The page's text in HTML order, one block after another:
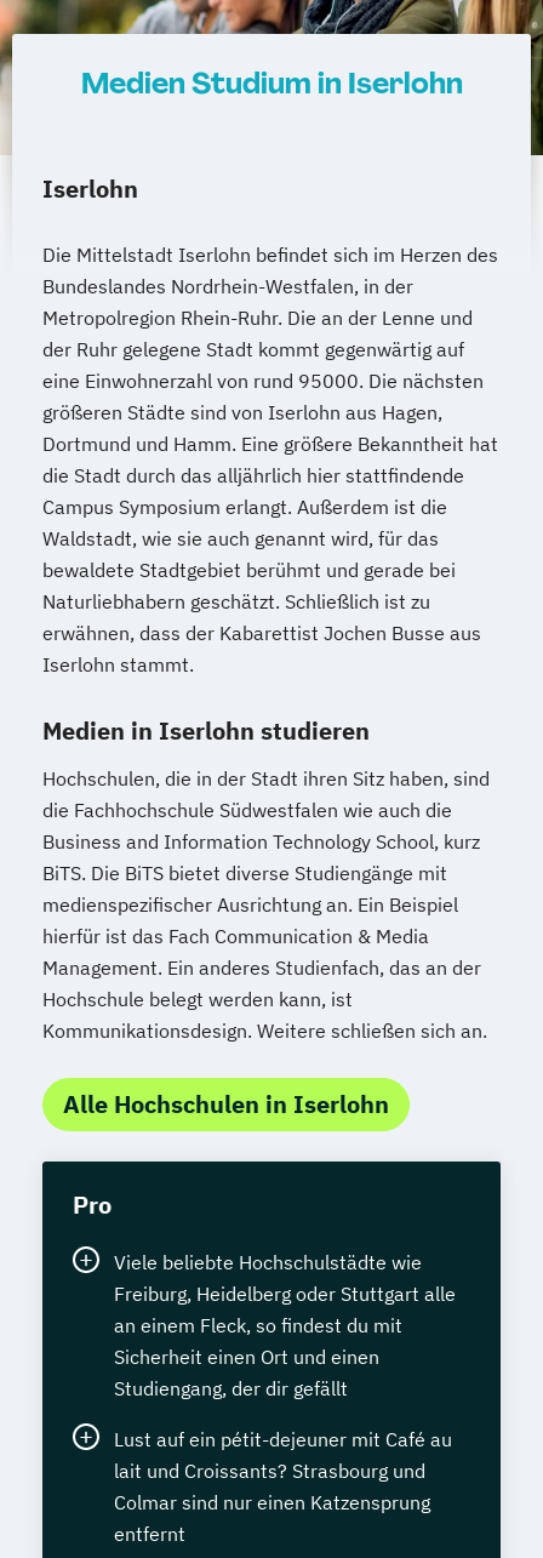
Medien Studium in Iserlohn
Iserlohn
Die Mittelstadt Iserlohn befindet sich im Herzen des
Bundeslandes Nordrhein-Westfalen, in der
Metropolregion Rhein-Ruhr. Die an der Lenne und
der Ruhr gelegene Stadt kommt gegenwärtig auf
eine Einwohnerzahl von rund 95000. Die nächsten
größeren Städte sind von Iserlohn aus Hagen,
Dortmund und Hamm. Eine größere Bekanntheit hat
die Stadt durch das alljährlich hier stattfindende
Campus Symposium erlangt. Außerdem ist die
Waldstadt, wie sie auch genannt wird, für das
bewaldete Stadtgebiet berühmt und gerade bei
Naturliebhabern geschätzt. Schließlich ist zu
erwähnen, dass der Kabarettist Jochen Busse aus
Iserlohn stammt.
Medien in Iserlohn studieren
Hochschulen, die in der Stadt ihren Sitz haben, sind
die Fachhochschule Südwestfalen wie auch die
Business and Information Technology School, kurz
BiTS. Die BiTS bietet diverse Studiengänge mit
medienspezifischer Ausrichtung an. Ein Beispiel
hierfür ist das Fach Communication & Media
Management. Ein anderes Studienfach, das an der
Hochschule belegt werden kann, ist
Kommunikationsdesign. Weitere schließen sich an.
Alle Hochschulen in Iserlohn
Pro
Viele beliebte Hochschulstädte wie
Freiburg, Heidelberg oder Stuttgart alle
an einem Fleck, so findest du mit
Sicherheit einen Ort und einen
Studiengang, der dir gefällt
Lust auf ein pétit-dejeuner mit Café au
lait und Croissants? Strasbourg und
Colmar sind nur einen Katzensprung
entfernt